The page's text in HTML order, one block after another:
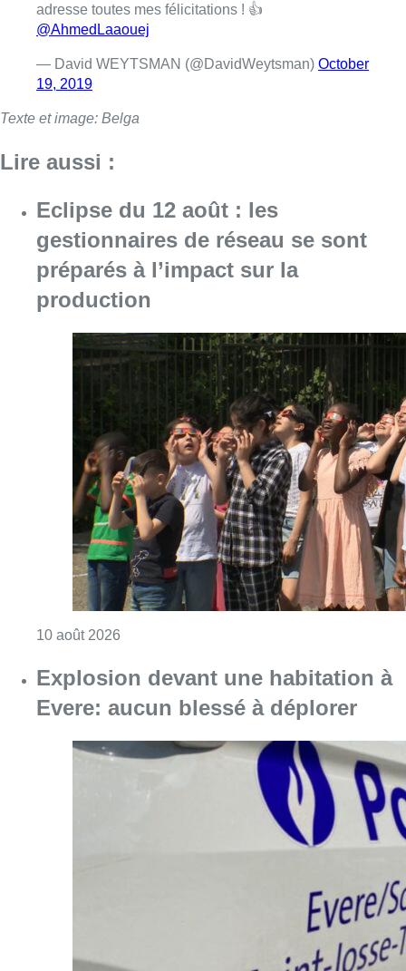
adresse toutes mes félicitations ! 👍
@AhmedLaaouej
— David WEYTSMAN (@DavidWeytsman) October
19, 2019
Texte et image: Belga
Lire aussi :
Eclipse du 12 août : les
gestionnaires de réseau se sont
préparés à l’impact sur la
production
10 août 2026
Explosion devant une habitation à
Evere: aucun blessé à déplorer